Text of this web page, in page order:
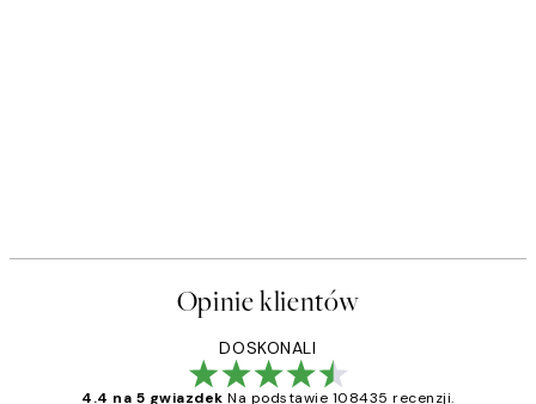
Opinie klientów
DOSKONALI
4.4 na 5 gwiazdek Na podstawie 108435 recenzji.